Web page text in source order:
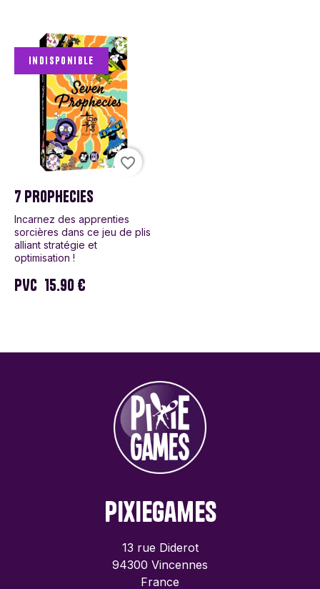
Indisponible
7 PROPHECIES
Incarnez des apprenties
sorcières dans ce jeu de plis
alliant stratégie et
optimisation !
PVC 15.90 €
favorite_border
PixieGames
13 rue Diderot
94300 Vincennes
France